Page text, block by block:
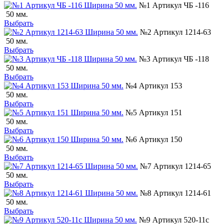
№1 Артикул ЧБ -116
50 мм.
Выбрать
№2 Артикул 1214-63
50 мм.
Выбрать
№3 Артикул ЧБ -118
50 мм.
Выбрать
№4 Артикул 153
50 мм.
Выбрать
№5 Артикул 151
50 мм.
Выбрать
№6 Артикул 150
50 мм.
Выбрать
№7 Артикул 1214-65
50 мм.
Выбрать
№8 Артикул 1214-61
50 мм.
Выбрать
№9 Артикул 520-11с